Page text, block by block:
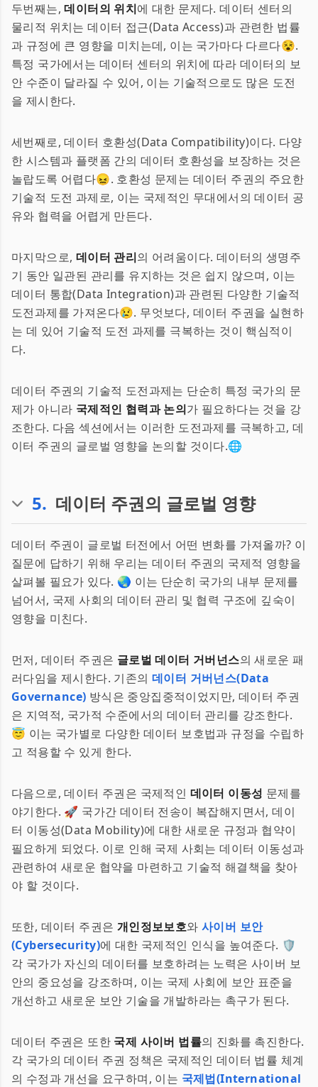
두번째는,데이터의 위치에 대한 문제다. 데이터 센터의
물리적 위치는 데이터 접근(Data Access)과 관련한 법률
과 규정에 큰 영향을 미치는데, 이는 국가마다 다르다😵.
특정 국가에서는 데이터 센터의 위치에 따라 데이터의 보
안 수준이 달라질 수 있어, 이는 기술적으로도 많은 도전
을 제시한다.
세번째로, 데이터 호환성(Data Compatibility)이다. 다양
한 시스템과 플랫폼 간의 데이터 호환성을 보장하는 것은
놀랍도록 어렵다😖. 호환성 문제는 데이터 주권의 주요한
기술적 도전 과제로, 이는 국제적인 무대에서의 데이터 공
유와 협력을 어렵게 만든다.
마지막으로, 데이터 관리의 어려움이다. 데이터의 생명주
기 동안 일관된 관리를 유지하는 것은 쉽지 않으며, 이는
데이터 통합(Data Integration)과 관련된 다양한 기술적
도전과제를 가져온다😢. 무엇보다, 데이터 주권을 실현하
는 데 있어 기술적 도전 과제를 극복하는 것이 핵심적이
다.
데이터 주권의 기술적 도전과제는 단순히 특정 국가의 문
제가 아니라 국제적인 협력과 논의가 필요하다는 것을 강
조한다. 다음 섹션에서는 이러한 도전과제를 극복하고, 데
이터 주권의 글로벌 영향을 논의할 것이다.🌐
5. 데이터 주권의 글로벌 영향
데이터 주권이 글로벌 터전에서 어떤 변화를 가져올까? 이
질문에 답하기 위해 우리는 데이터 주권의 국제적 영향을
살펴볼 필요가 있다. 🌏 이는 단순히 국가의 내부 문제를
넘어서, 국제 사회의 데이터 관리 및 협력 구조에 깊숙이
영향을 미친다.
먼저, 데이터 주권은 글로벌 데이터 거버넌스의 새로운 패
러다임을 제시한다. 기존의 데이터 거버넌스(Data
Governance) 방식은 중앙집중적이었지만, 데이터 주권
은 지역적, 국가적 수준에서의 데이터 관리를 강조한다.
😇 이는 국가별로 다양한 데이터 보호법과 규정을 수립하
고 적용할 수 있게 한다.
다음으로, 데이터 주권은 국제적인 데이터 이동성 문제를
야기한다. 🚀 국가간 데이터 전송이 복잡해지면서, 데이
터 이동성(Data Mobility)에 대한 새로운 규정과 협약이
필요하게 되었다. 이로 인해 국제 사회는 데이터 이동성과
관련하여 새로운 협약을 마련하고 기술적 해결책을 찾아
야 할 것이다.
또한, 데이터 주권은 개인정보보호와사이버 보안
(Cybersecurity)에 대한 국제적인 인식을 높여준다. 🛡️
각 국가가 자신의 데이터를 보호하려는 노력은 사이버 보
안의 중요성을 강조하며, 이는 국제 사회에 보안 표준을
개선하고 새로운 보안 기술을 개발하라는 촉구가 된다.
데이터 주권은 또한 국제 사이버 법률의 진화를 촉진한다.
각 국가의 데이터 주권 정책은 국제적인 데이터 법률 체계
의 수정과 개선을 요구하며, 이는 국제법(International